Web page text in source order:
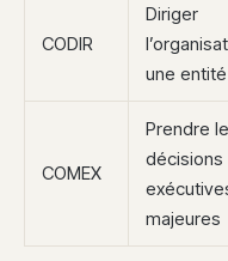
CODIR
Diriger
une entité
COMEX
Prendre
décisions
majeures